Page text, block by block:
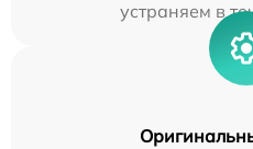
устраняем в